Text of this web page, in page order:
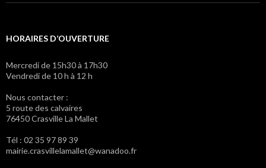
HORAIRES D’OUVERTURE
Mercredi de 15h30 à 17h30
Vendredi de 10 h à 12 h
Nous contacter :
5 route des calvaires
76450 Crasville La Mallet
Tél : 02 35 97 89 39
mairie.crasvillelamallet@wanadoo.fr